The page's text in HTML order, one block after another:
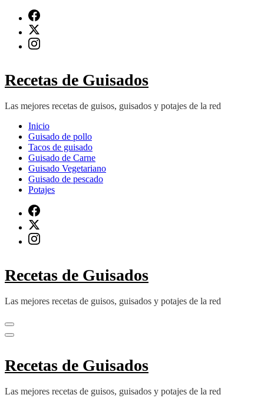
contenido
(presiona
Recetas de Guisados
Las mejores recetas de guisos, guisados y potajes de la red
Inicio
Guisado de pollo
Tacos de guisado
Guisado de Carne
Guisado Vegetariano
Guisado de pescado
Potajes
Recetas de Guisados
Las mejores recetas de guisos, guisados y potajes de la red
Recetas de Guisados
Las mejores recetas de guisos, guisados y potajes de la red